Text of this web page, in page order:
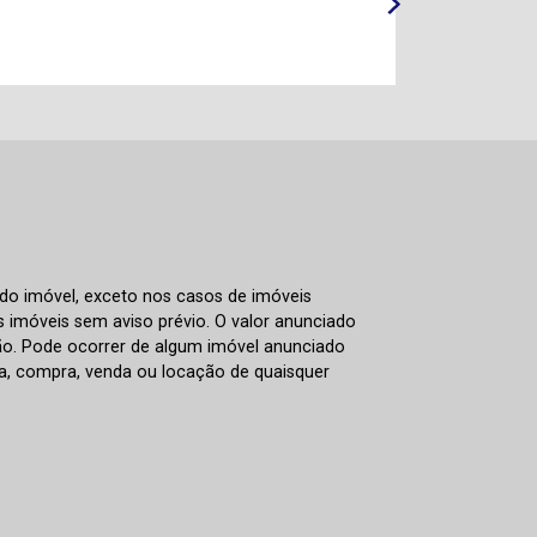
imóvel, exceto nos casos de imóveis
sem aviso prévio. O valor anunciado
Pode ocorrer de algum imóvel anunciado
compra, venda ou locação de quaisquer